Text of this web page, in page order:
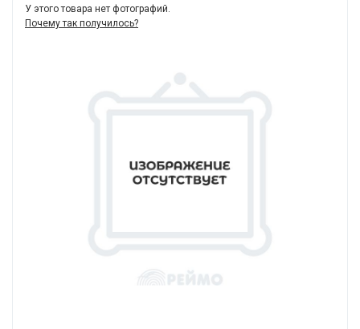
У этого товара нет фотографий.
Почему так получилось?